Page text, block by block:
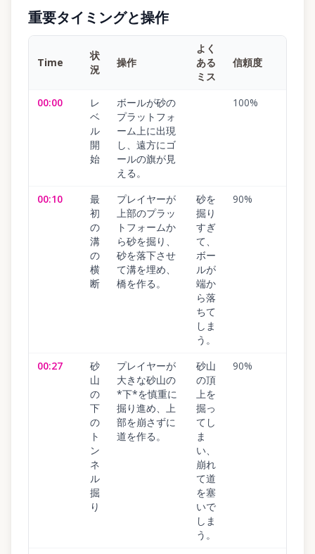
重要タイミングと操作
Time
状
況
操作
よく
ある
ミス
信頼度
00:00
レ
ベ
ル
開
始
ボールが砂の
プラットフォ
ーム上に出現
し、遠方にゴ
ールの旗が見
える。
100%
00:10
最
初
の
溝
の
横
断
プレイヤーが
上部のプラッ
トフォームか
ら砂を掘り、
砂を落下させ
て溝を埋め、
橋を作る。
砂を
掘り
すぎ
て、
ボー
ルが
端か
ら落
ちて
しま
う。
90%
00:27
砂
山
の
下
の
ト
ン
ネ
ル
掘
り
プレイヤーが
大きな砂山の
*下*を慎重に
掘り進め、上
部を崩さずに
道を作る。
砂山
の頂
上を
掘っ
てし
ま
い、
崩れ
て道
を塞
いで
しま
う。
90%